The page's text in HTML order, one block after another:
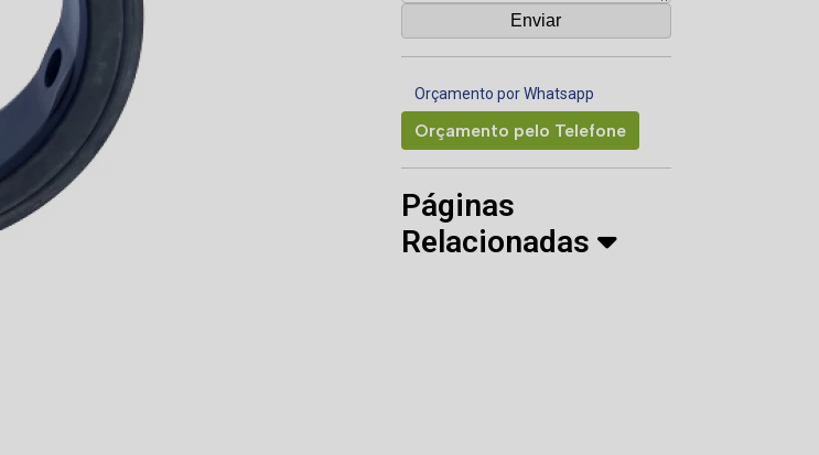
Orçamento por Whatsapp
Orçamento pelo Telefone
Páginas
Relacionadas